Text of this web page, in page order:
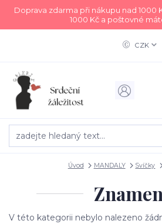
Doprava zdarma při nákupu nad 1000
1000 Kč a poštovné
CZK
Úvod MANDALY Svíčky
V této kategorii nebylo nalezeno